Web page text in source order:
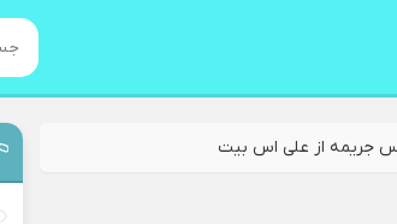
جریمه از علی اس بیت